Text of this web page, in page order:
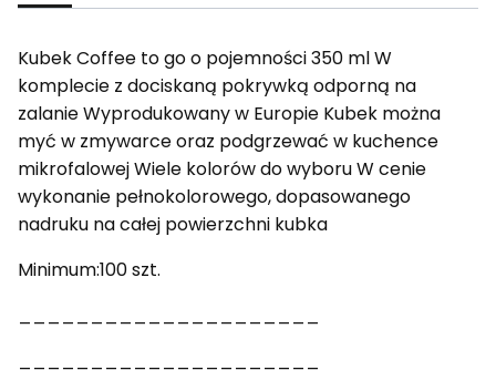
Kubek Coffee to go o pojemności 350 ml W
komplecie z dociskaną pokrywką odporną na
zalanie Wyprodukowany w Europie Kubek można
myć w zmywarce oraz podgrzewać w kuchence
mikrofalowej Wiele kolorów do wyboru W cenie
wykonanie pełnokolorowego, dopasowanego
nadruku na całej powierzchni kubka
Minimum:100 szt.